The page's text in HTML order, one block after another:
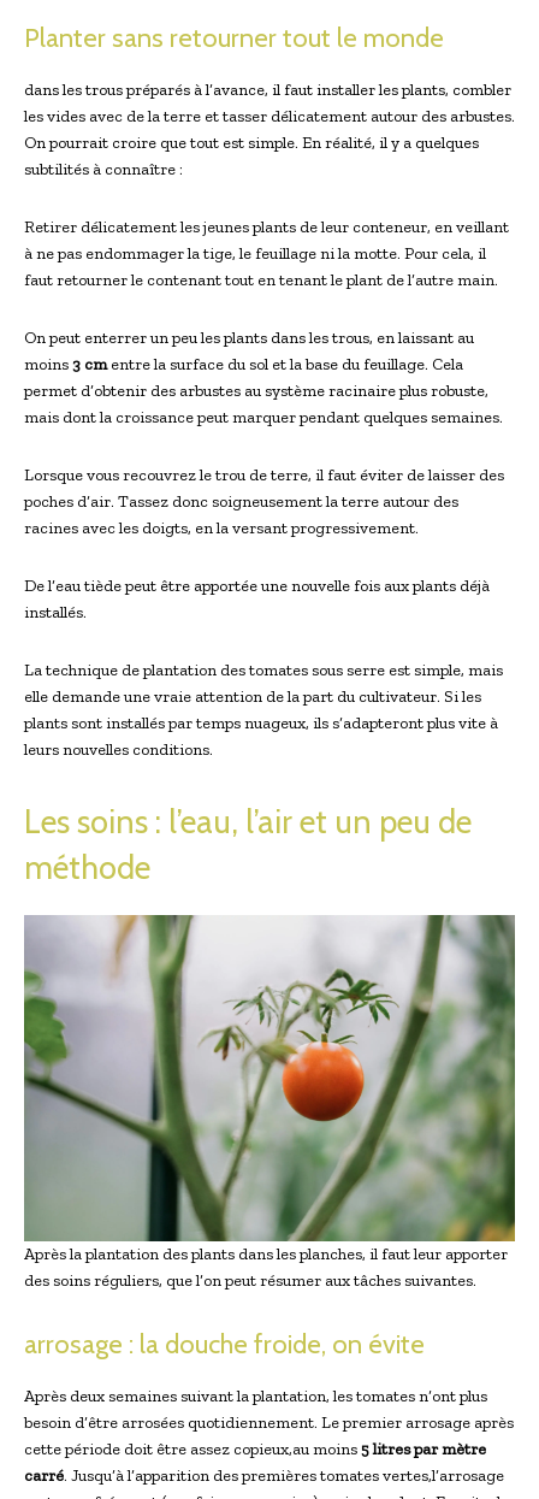
Planter sans retourner tout le monde
dans les trous préparés à l’avance, il faut installer les plants, combler
les vides avec de la terre et tasser délicatement autour des arbustes.
On pourrait croire que tout est simple. En réalité, il y a quelques
subtilités à connaître :
Retirer délicatement les jeunes plants de leur conteneur, en veillant
à ne pas endommager la tige, le feuillage ni la motte. Pour cela, il
faut retourner le contenant tout en tenant le plant de l’autre main.
On peut enterrer un peu les plants dans les trous, en laissant au
moins3 cmentre la surface du sol et la base du feuillage. Cela
permet d’obtenir des arbustes au système racinaire plus robuste,
mais dont la croissance peut marquer pendant quelques semaines.
Lorsque vous recouvrez le trou de terre, il faut éviter de laisser des
poches d’air. Tassez donc soigneusement la terre autour des
racines avec les doigts, en la versant progressivement.
De l’eau tiède peut être apportée une nouvelle fois aux plants déjà
installés.
La technique de plantation des tomates sous serre est simple, mais
elle demande une vraie attention de la part du cultivateur. Si les
plants sont installés par temps nuageux, ils s’adapteront plus vite à
leurs nouvelles conditions.
Les soins : l’eau, l’air et un peu de
méthode
Après la plantation des plants dans les planches, il faut leur apporter
des soins réguliers, que l’on peut résumer aux tâches suivantes.
arrosage : la douche froide, on évite
Après deux semaines suivant la plantation, les tomates n’ont plus
besoin d’être arrosées quotidiennement. Le premier arrosage après
cette période doit être assez copieux,au moins5 litres par mètre
carré. Jusqu’à l’apparition des premières tomates vertes,l’arrosage